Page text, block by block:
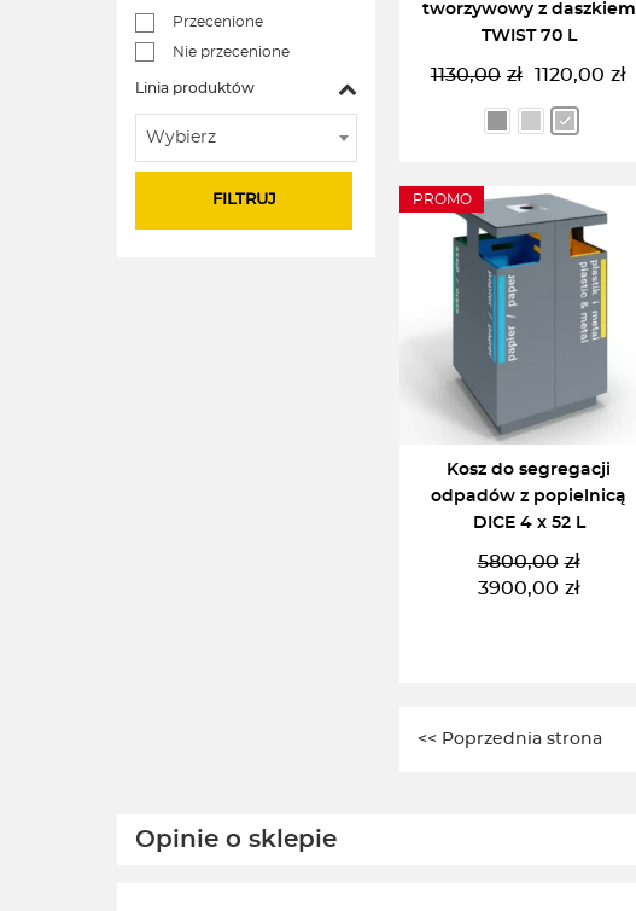
Przecenione
Nie przecenione
Linia produktów
Wybierz
FILTRUJ
tworzywowy z daszkiem
TWIST 70 L
1130,00 zł
Pierwotna
cena
wynosiła:
1120,00 zł
Aktualna
cena
wynosi:
WYBIERZ OPCJĘ
PROMO
Kosz do segregacji
odpadów z popielnicą
DICE 4 x 52 L
5800,00 zł
Pierwotna
3900,00 zł
Aktualna
<< Poprzednia strona
Opinie o sklepie